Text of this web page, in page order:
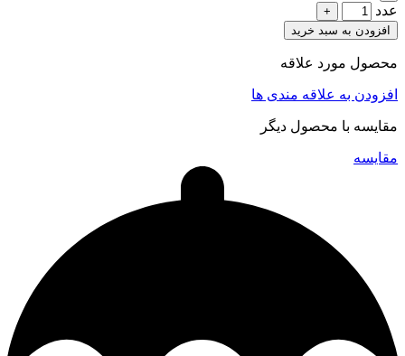
عدد
افزودن به سبد خرید
محصول مورد علاقه
افزودن به علاقه مندی ها
مقایسه با محصول دیگر
مقایسه